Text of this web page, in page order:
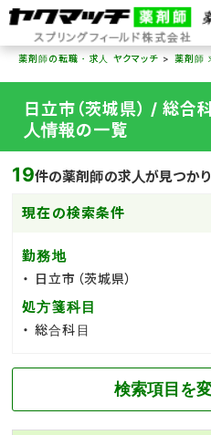
薬剤師の転職・求人 ヤクマッチ
薬剤師
日立市（茨城県） / 総
人情報の一覧
19件の薬剤師の求人が見つか
現在の検索条件
勤務地
日立市（茨城県）
処方箋科目
総合科目
検索項目を